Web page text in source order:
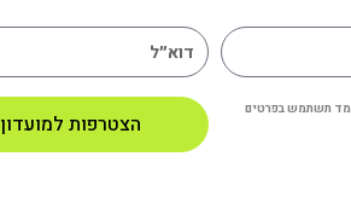
תשתמש בפרטים
הצטרפות למועדון